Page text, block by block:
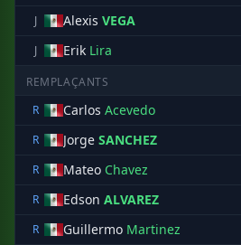
J
Alexis VEGA
J
Erik Lira
REMPLAÇANTS
R
Carlos Acevedo
R
Jorge SANCHEZ
R
Mateo Chavez
R
Edson ALVAREZ
R
Guillermo Martinez